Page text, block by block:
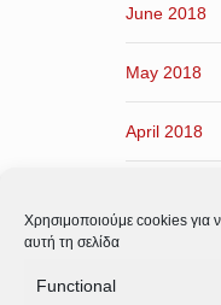
Χρησιμοποιούμε cookies για
αυτή τη σελίδα
Functional
June 2018
May 2018
April 2018